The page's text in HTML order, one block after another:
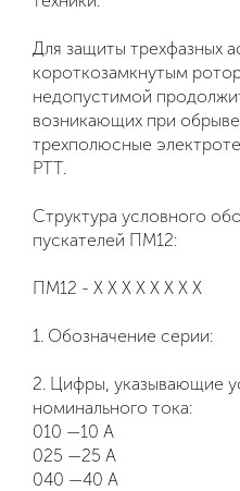
Для защиты трехфазных
короткозамкнутым
недопустимой
возникающих при
трехполюсные
РТТ.
Структура условного
пускателей ПМ12:
ПМ12 - Х Х Х Х Х Х Х Х
1. Обозначение серии:
2. Цифры, указывающие
номинального тока:
010 —10 А
025 —25 А
040 —40 А